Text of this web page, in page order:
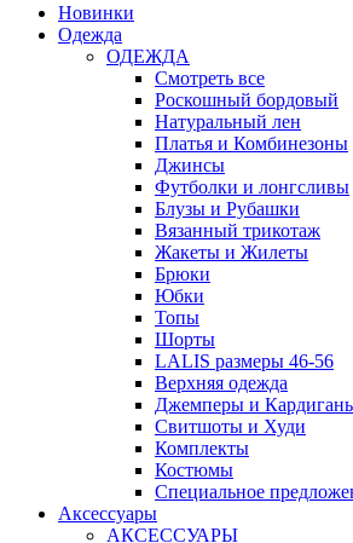
Новинки
Одежда
ОДЕЖДА
Смотреть все
Роскошный бордовый
Натуральный лен
Платья и Комбинезоны
Джинсы
Футболки и лонгсливы
Блузы и Рубашки
Вязанный трикотаж
Жакеты и Жилеты
Брюки
Юбки
Топы
Шорты
LALIS размеры 46-56
Верхняя одежда
Джемперы и
Свитшоты и Худи
Комплекты
Костюмы
Специальное
Аксессуары
АКСЕССУАРЫ